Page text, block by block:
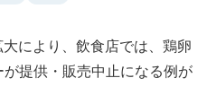
により、飲食店では、鶏卵
提供・販売中止になる例が